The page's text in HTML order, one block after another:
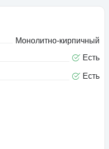
Монолитно-кирпичный
Есть
Есть